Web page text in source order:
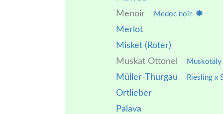
Menoir
Medoc noir
Merlot
Misket (Roter)
Muskat Ottonel
Muskotály
Müller-Thurgau Riesling x
Ortlieber
Palava